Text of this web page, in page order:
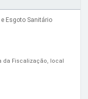
Esgoto Sanitário
da Fiscalização, local